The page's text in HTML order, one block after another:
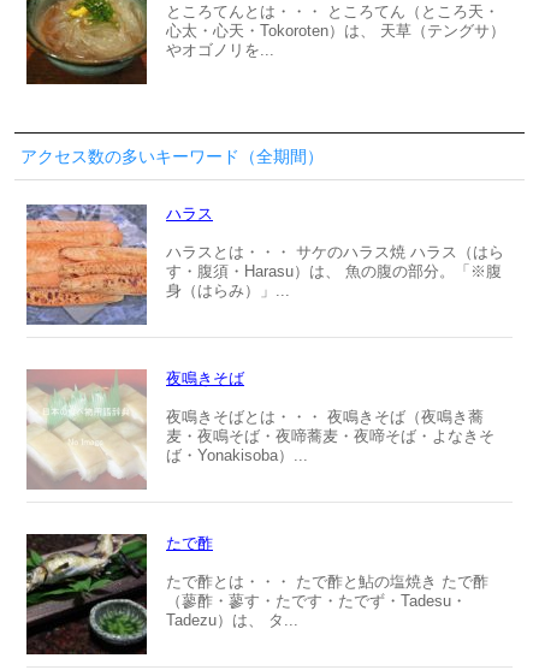
ところてんとは・・・ ところてん（ところ天・
心太・心天・Tokoroten）は、 天草（テングサ）
やオゴノリを...
アクセス数の多いキーワード（全期間）
ハラス
ハラスとは・・・ サケのハラス焼 ハラス（はら
す・腹須・Harasu）は、 魚の腹の部分。「※腹
身（はらみ）」...
夜鳴きそば
夜鳴きそばとは・・・ 夜鳴きそば（夜鳴き蕎
麦・夜鳴そば・夜啼蕎麦・夜啼そば・よなきそ
ば・Yonakisoba）...
たで酢
たで酢とは・・・ たで酢と鮎の塩焼き たで酢
（蓼酢・蓼す・たです・たでず・Tadesu・
Tadezu）は、 タ...